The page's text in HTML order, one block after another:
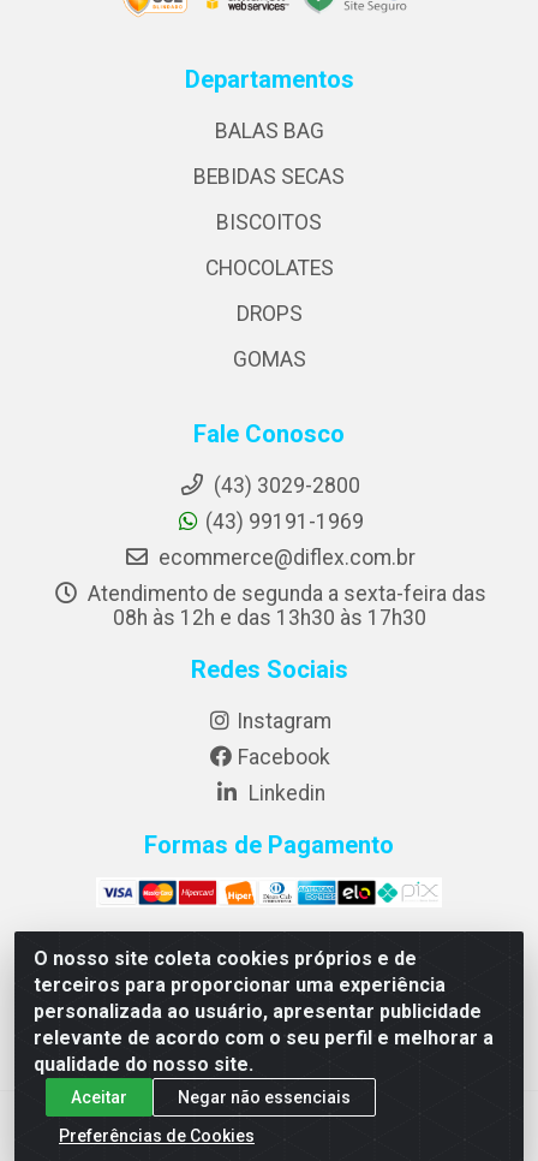
O nosso site coleta cookies próprios e de
terceiros para proporcionar uma experiência
personalizada ao usuário, apresentar publicidade
relevante de acordo com o seu perfil e melhorar a
qualidade do nosso site.
Aceitar
Negar não essenciais
Preferências de Cookies
Departamentos
BALAS BAG
BEBIDAS SECAS
BISCOITOS
CHOCOLATES
DROPS
GOMAS
Fale Conosco
(43) 3029-2800
(43) 99191-1969
ecommerce@diflex.com.br
Atendimento de segunda a sexta-feira das
08h às 12h e das 13h30 às 17h30
Redes Sociais
Instagram
Facebook
Linkedin
Formas de Pagamento
Diflex Distribuidora de Alimentos LTDA - Rua Jose Carlos
Mufatto 1460 Bloco A-2 - Jardim Riviera - Cambé/PR -
CEP 86187-025 - CNPJ 14.455.712/0001-00